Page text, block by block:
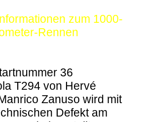
zum 1000-
Rennen
36
T294 von Hervé
Zanuso wird mit
Defekt am